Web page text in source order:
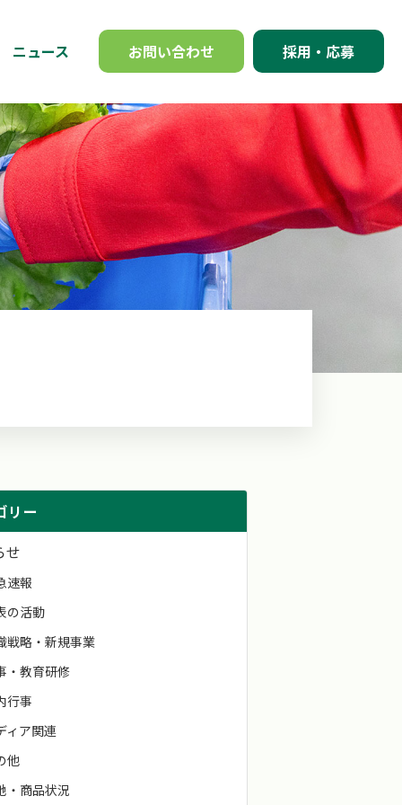
ニュース お問い合わせ 採用・応募
リー
せ
速報
の活動
戦略・新規事業
・教育研修
行事
ィア関連
他
・商品状況